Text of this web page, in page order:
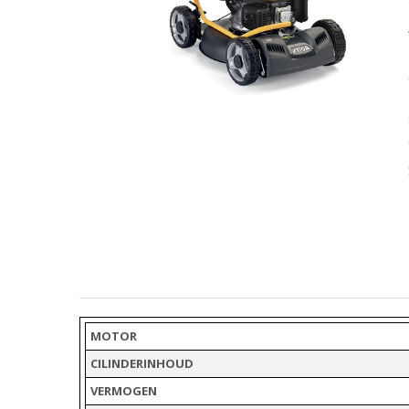
MOTOR
CILINDERINHOUD
VERMOGEN